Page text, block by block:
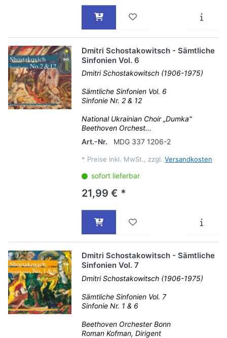
Dmitri Schostakowitsch - Sämtliche
Sinfonien Vol. 6
Dmitri Schostakowitsch (1906-1975)
Sämtliche Sinfonien Vol. 6
Sinfonie Nr. 2 & 12
National Ukrainian Choir „Dumka"
Beethoven Orchest...
Art.-Nr.
MDG 337 1206-2
* Preise inkl. MwSt., zzgl. Versandkosten
sofort lieferbar
21,99 € *
Dmitri Schostakowitsch - Sämtliche
Sinfonien Vol. 7
Dmitri Schostakowitsch (1906-1975)
Sämtliche Sinfonien Vol. 7
Sinfonie Nr. 1 & 6
Beethoven Orchester Bonn
Roman Kofman, Dirigent